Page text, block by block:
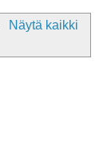
Näytä kaikki